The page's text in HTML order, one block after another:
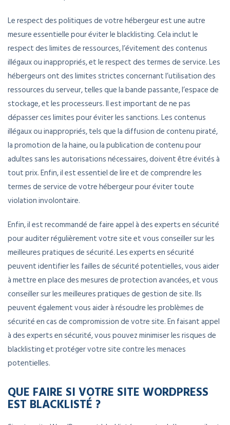
Le respect des politiques de votre hébergeur est une autre
mesure essentielle pour éviter le blacklisting. Cela inclut le
respect des limites de ressources, l’évitement des contenus
illégaux ou inappropriés, et le respect des termes de service. Les
hébergeurs ont des limites strictes concernant l’utilisation des
ressources du serveur, telles que la bande passante, l’espace de
stockage, et les processeurs. Il est important de ne pas
dépasser ces limites pour éviter les sanctions. Les contenus
illégaux ou inappropriés, tels que la diffusion de contenu piraté,
la promotion de la haine, ou la publication de contenu pour
adultes sans les autorisations nécessaires, doivent être évités à
tout prix. Enfin, il est essentiel de lire et de comprendre les
termes de service de votre hébergeur pour éviter toute
violation involontaire.
Enfin, il est recommandé de faire appel à des experts en sécurité
pour auditer régulièrement votre site et vous conseiller sur les
meilleures pratiques de sécurité. Les experts en sécurité
peuvent identifier les failles de sécurité potentielles, vous aider
à mettre en place des mesures de protection avancées, et vous
conseiller sur les meilleures pratiques de gestion de site. Ils
peuvent également vous aider à résoudre les problèmes de
sécurité en cas de compromission de votre site. En faisant appel
à des experts en sécurité, vous pouvez minimiser les risques de
blacklisting et protéger votre site contre les menaces
potentielles.
QUE FAIRE SI VOTRE SITE WORDPRESS
EST BLACKLISTÉ ?